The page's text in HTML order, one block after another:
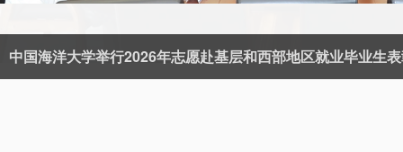
中国海洋大学举行2026年志愿赴基层和西部地区就业毕业生